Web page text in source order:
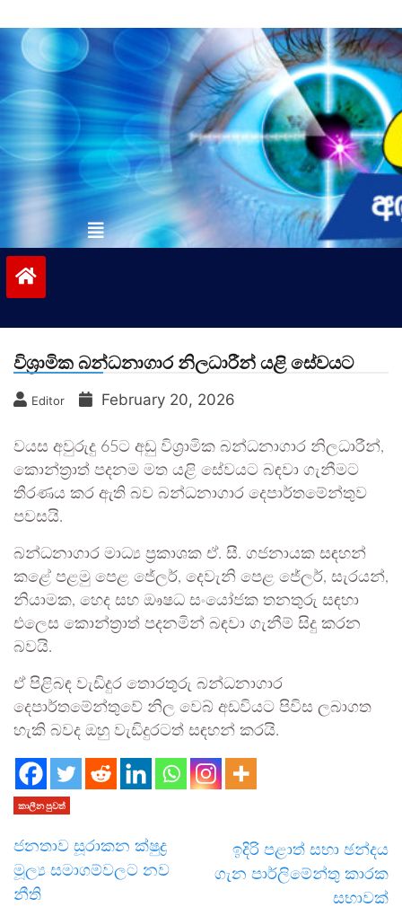
to
contentvinivida.lk
විශ්‍රාමික බන්ධනාගාර නිලධාරීන් යළි සේවයට
Editor February 20, 2026
වයස අවුරුදු 65ට අඩු විශ්‍රාමික බන්ධනාගාර නිලධාරීන්,
කොන්ත්‍රාත් පදනම මත යළි සේවයට බඳවා ගැනීමට
තීරණය කර ඇති බව බන්ධනාගාර දෙපාර්තමේන්තුව
පවසයි.
බන්ධනාගාර මාධ්‍ය ප්‍රකාශක ඒ. සී. ගජනායක සඳහන්
කළේ පළමු පෙළ ජේලර්, දෙවැනි පෙළ ජේලර්, සැරයන්,
නියාමක, හෙද සහ ඖෂධ සංයෝජක තනතුරු සඳහා
එලෙස කොන්ත්‍රාත් පදනමින් බඳවා ගැනීම් සිදු කරන
බවයි.
ඒ පිළිබඳ වැඩිදුර තොරතුරු බන්ධනාගාර
දෙපාර්තමේන්තුවේ නිල වෙබ් අඩවියට පිවිස ලබාගත
හැකි බවද ඔහු වැඩිදුරටත් සඳහන් කරයි.
කාලීන පුවත්
ජනතාව සූරාකන ක්ෂුද්‍ර
මූල්‍ය සමාගම්වලට නව
නීති
ඉදිරි පළාත් සභා ඡන්දය
ගැන පාර්ලිමේන්තු කාරක
සභාවක්